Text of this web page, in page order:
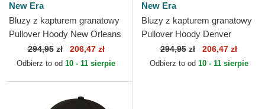
New Era
Bluzy z kapturem granatowy
Pullover Hoody New Orleans
Pelicans NBA New Era
294,95zł 206,47 zł
Odbierz to od 10 - 11 sierpie
New Era
Bluzy z kapturem granatowy
Pullover Hoody Denver
Nuggets NBA New Era
294,95 zł 206,47 zł
Odbierz to od 10 - 11 sierpie